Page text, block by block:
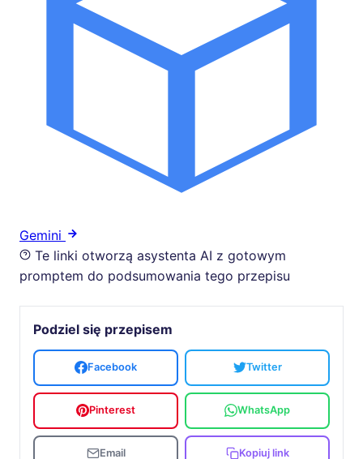
Gemini
Te linki otworzą asystenta AI z gotowym
promptem do podsumowania tego przepisu
Podziel się przepisem
Facebook Twitter
Pinterest WhatsApp
Email Kopiuj link